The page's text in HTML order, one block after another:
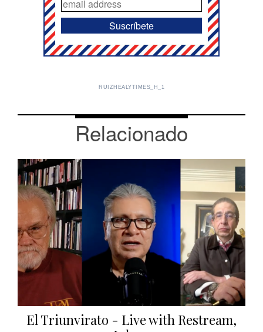
RUIZHEALYTIMES_H_1
Relacionado
El Triunvirato - Live with Restream,